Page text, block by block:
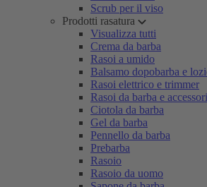
Scrub per il viso
Prodotti rasatura
Visualizza tutti
Crema da barba
Rasoi a umido
Balsamo dopobarba e
Rasoi elettrico e trimmer
Rasoi da barba e accessori
Ciotola da barba
Gel da barba
Pennello da barba
Prebarba
Rasoio
Rasoio da uomo